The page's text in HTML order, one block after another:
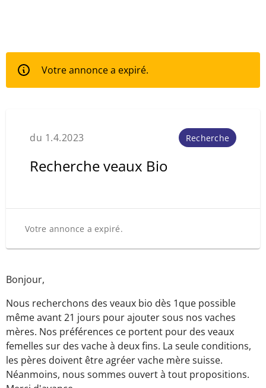
Votre annonce a expiré.
du 1.4.2023 Recherche
Recherche veaux Bio
Votre annonce a expiré.
Bonjour,
Nous recherchons des veaux bio dès 1que possible
même avant 21 jours pour ajouter sous nos vaches
mères. Nos préférences ce portent pour des veaux
femelles sur des vache à deux fins. La seule conditions,
les pères doivent être agréer vache mère suisse.
Néanmoins, nous sommes ouvert à tout propositions.